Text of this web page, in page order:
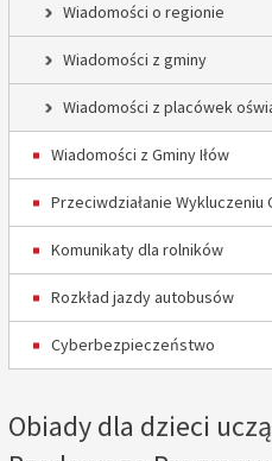
Wiadomości o regionie
Wiadomości z gminy
Wiadomości z placówek
Wiadomości z Gminy Iłów
Przeciwdziałanie Wykluczeniu
Komunikaty dla rolników
Rozkład jazdy autobusów
Cyberbezpieczeństwo
Obiady dla dzieci